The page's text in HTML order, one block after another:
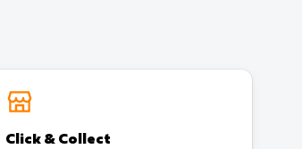
Click & Collect